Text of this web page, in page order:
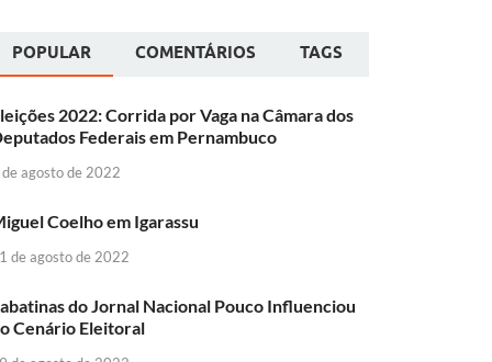
POPULAR COMENTÁRIOS TAGS
2022: Corrida por Vaga na Câmara dos
Federais em Pernambuco
agosto de 2022
Coelho em Igarassu
de agosto de 2022
do Jornal Nacional Pouco Influenciou
Cenário Eleitoral